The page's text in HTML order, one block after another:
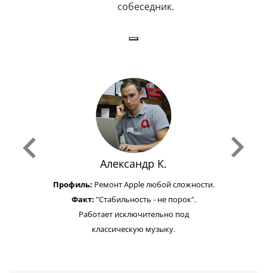
собеседник.
Александр К.
Профиль: Ремонт Apple любой сложности.
Факт: "Стабильность - не порок".
Работает исключительно под
классическую музыку.